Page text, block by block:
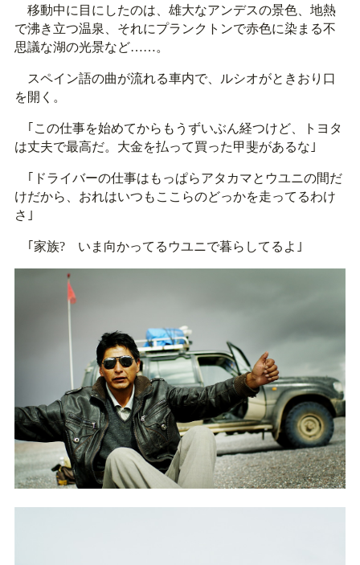
移動中に目にしたのは、雄大なアンデスの景色、地熱
で沸き立つ温泉、それにプランクトンで赤色に染まる不
思議な湖の光景など……。
スペイン語の曲が流れる車内で、ルシオがときおり口
を開く。
｢この仕事を始めてからもうずいぶん経つけど、トヨタ
は丈夫で最高だ。大金を払って買った甲斐があるな｣
｢ドライバーの仕事はもっぱらアタカマとウユニの間だ
けだから、おれはいつもここらのどっかを走ってるわけ
さ｣
｢家族? いま向かってるウユニで暮らしてるよ｣